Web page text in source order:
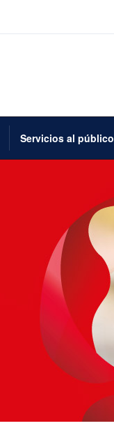
Servicios al público